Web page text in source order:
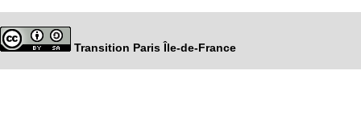
Transition Paris Île-de-France